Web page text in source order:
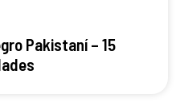
Pakistaní – 15